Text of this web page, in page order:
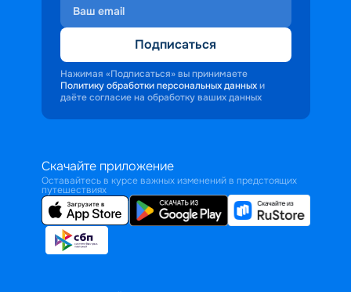
Подписаться
Нажимая «Подписаться» вы принимаете
Политику обработки персональных данных и
даёте согласие на обработку ваших данных
Скачайте приложение
Оставайтесь в курсе важных изменений в предстоящих
путешествиях